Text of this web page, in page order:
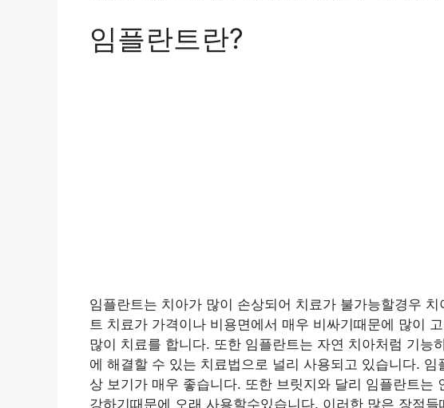
임플란트란?
임플란트는 치아가 많이 손상되어 치료가 불가능할경우
트 치료가 가격이나 비용면에서 매우 비싸기때문에 많이
많이 치료를 합니다. 또한 임플란트는 자연 치아처럼 기
에 해결할 수 있는 치료법으로 널리 사용되고 있습니다.
상 보기가 매우 좋습니다. 또한 브릿지와 달리 임플란트
강하기때문에 오래 사용할수있습니다. 이러한 많은 장점